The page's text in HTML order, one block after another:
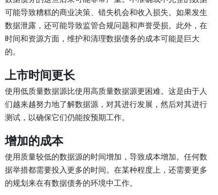
可能导致糟糕的商业决策、错失机会和收入损失。如果发生
数据泄露，还可能导致监管合规问题和声誉受损。此外，在
时间和资源方面，维护和清理数据债务的成本可能是巨大
的。
上市时间更长
使用低质量数据源比使用高质量数据源更困难。这是由于人
们越来越努力地了解数据源，对其进行发展，然后对其进行
测试，以确保它们仍能按预期工作。
增加的成本
使用质量较低的数据源的时间增加，导致成本增加。任何数
据举措都需要投入更多的时间。在某种程度上，还需要更多
的规划来在有数据债务的环境中工作。